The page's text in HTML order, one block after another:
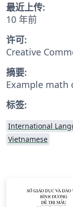
最近上传:
10 年前
许可:
Creative
摘要:
Example math
标签:
International
Vietnamese